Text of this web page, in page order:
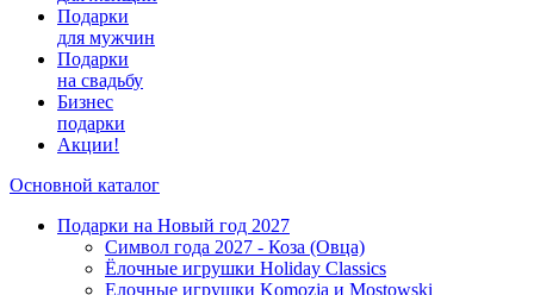
Подарки
для мужчин
Подарки
на свадьбу
Бизнес
подарки
Акции!
Основной каталог
Подарки на Новый год 2027
Символ года 2027 - Коза (Овца)
Ёлочные игрушки Holiday Classics
Елочные игрушки Komozja и Mostowski